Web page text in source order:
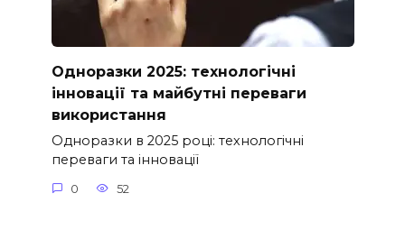
Одноразки 2025: технологічні
інновації та майбутні переваги
використання
Одноразки в 2025 році: технологічні
переваги та інновації
0 52